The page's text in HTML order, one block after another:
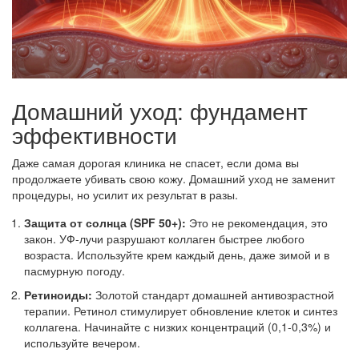
Домашний уход: фундамент
эффективности
Даже самая дорогая клиника не спасет, если дома вы
продолжаете убивать свою кожу. Домашний уход не заменит
процедуры, но усилит их результат в разы.
Защита от солнца (SPF 50+): Это не рекомендация, это
закон. УФ-лучи разрушают коллаген быстрее любого
возраста. Используйте крем каждый день, даже зимой и в
пасмурную погоду.
Ретиноиды: Золотой стандарт домашней антивозрастной
терапии. Ретинол стимулирует обновление клеток и синтез
коллагена. Начинайте с низких концентраций (0,1-0,3%) и
используйте вечером.